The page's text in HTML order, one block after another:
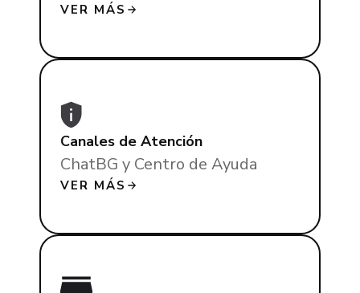
VER MÁS
Canales de Atención
ChatBG y Centro de Ayuda
VER MÁS